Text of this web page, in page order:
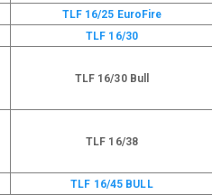
TLF 16/25 EuroFire
TLF 16/30
TLF 16/30 Bull
TLF 16/38
TLF 16/45 BULL